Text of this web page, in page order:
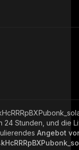
24 Stunden, und die
Angebot